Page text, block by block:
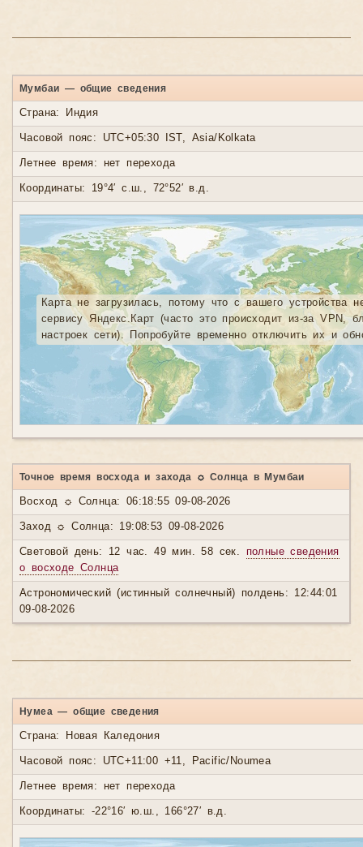
Мумбаи — общие сведения
Страна: Индия
Часовой пояс: UTC+05:30 IST, Asia/Kolkata
Летнее время: нет перехода
Координаты: 19°4′ с.ш., 72°52′ в.д.
Карта не загрузилась, потому что с вашего устройства
сервису Яндекс.Карт (часто это происходит из-за VPN,
настроек сети). Попробуйте временно отключить их и
Точное время восхода и захода ☼ Солнца в Мумбаи
Восход ☼ Солнца: 06:18:55 09-08-2026
Заход ☼ Солнца: 19:08:53 09-08-2026
Световой день: 12 час. 49 мин. 58 сек. полные сведения
о восходе Солнца
Астрономический (истинный солнечный) полдень: 12:44:01
09-08-2026
Нумеа — общие сведения
Страна: Новая Каледония
Часовой пояс: UTC+11:00 +11, Pacific/Noumea
Летнее время: нет перехода
Координаты: -22°16′ ю.ш., 166°27′ в.д.